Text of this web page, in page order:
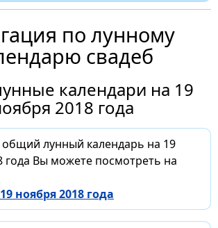
по лунному
свадеб
календари на 19
2018 года
лунный календарь на 19
года Вы можете посмотреть на
ноября 2018 года